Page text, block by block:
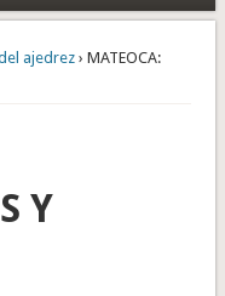
ajedrez› MATEOCA:
Y